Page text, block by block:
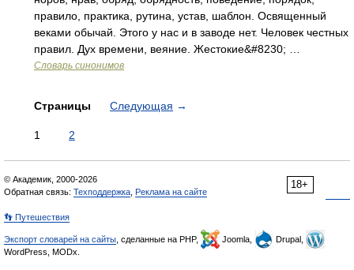
правило, практика, рутина, устав, шаблон. Освященный
веками обычай. Этого у нас и в заводе нет. Человек честных
правил. Дух времени, веяние. Жестокие&#8230; …
Словарь синонимов
Страницы Следующая →
1 2
18+
© Академик, 2000-2026
Обратная связь: Техподдержка Реклама на сайте
👣 Путешествия
Экспорт словарей на сайты , сделанные на PHP, Joomla,
Drupal,
WordPress, MODx.